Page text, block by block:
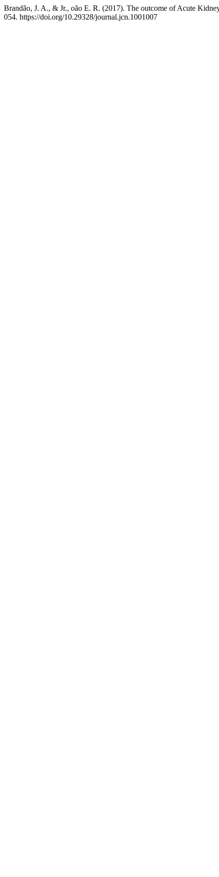
Brandão, J. A., & Jr., oão E. R. (2017). The outcome of Acute
054. https://doi.org/10.29328/journal.jcn.1001007